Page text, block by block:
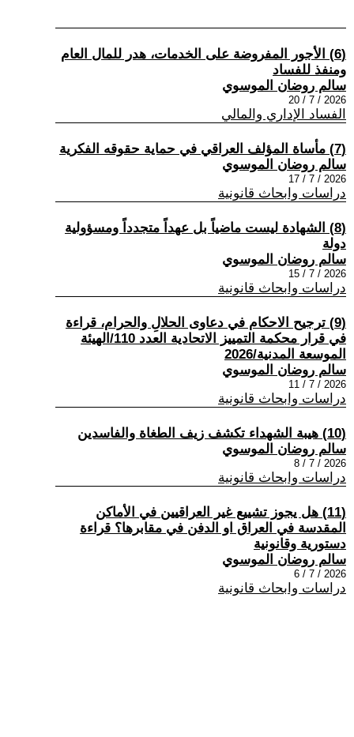
(6) الأجور المفروضة على الخدمات، هدر للمال العام
ومنفذ للفساد
سالم روضان الموسوي
2026 / 7 / 20
الفساد الإداري والمالي
(7) مأساة المؤلف العراقي في حماية حقوقه الفكرية
سالم روضان الموسوي
2026 / 7 / 17
دراسات وابحاث قانونية
(8) الشهادة ليست ماضياً بل عهداً متجدداً ومسؤولية
دولة
سالم روضان الموسوي
2026 / 7 / 15
دراسات وابحاث قانونية
(9) ترجيح الاحكام في دعاوى الحلالِ والحرام، قراءة
في قرار محكمة التمييز الاتحادية العدد 110/الهيئة
الموسعة المدنية/2026
سالم روضان الموسوي
2026 / 7 / 11
دراسات وابحاث قانونية
(10) هيبة الشهداء تكشف زيف الطغاة والفاسدين
سالم روضان الموسوي
2026 / 7 / 8
دراسات وابحاث قانونية
(11) هل يجوز تشييع غير العراقيين في الأماكن
المقدسة في العراق او الدفن في مقابرها؟ قراءة
دستورية وقانونية
سالم روضان الموسوي
2026 / 7 / 6
دراسات وابحاث قانونية